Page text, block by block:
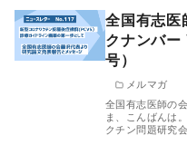
全国有志医
クナンバ
号）
メルマガ
全国有志医師の
ま、こんばんは
クチン問題研究